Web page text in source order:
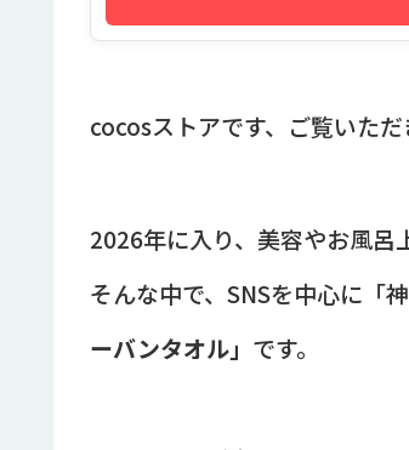
cocosストアです、ご覧いただ
2026年に入り、美容やお風呂
そんな中で、SNSを中心に「
ーバンタオル」 です。